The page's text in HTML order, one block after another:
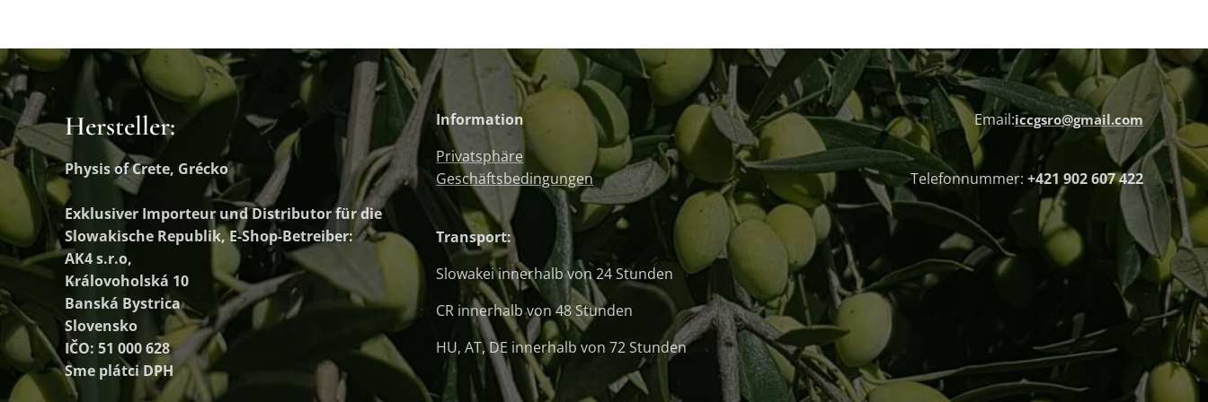
Hersteller:
Physis of Crete, Grécko
Exklusiver Importeur und Distributorfür die
Slowakische Republik, E-Shop-Betreiber:
AK4 s.r.o,
Královoholská 10
Banská Bystrica
Slovensko
IČO: 51 000 628
Sme plátci DPH
Information
Privatsphäre
Geschäftsbedingungen
Transport:
Slowakei innerhalb von 24 Stunden
CR innerhalb von 48 Stunden
HU, AT, DE innerhalb von 72 Stunden
Email:iccgsro@gmail.com
Telefonnummer: +421 902 607 422